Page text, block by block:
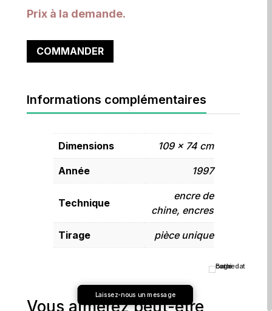
Prix à la demande.
COMMANDER
Informations complémentaires
Dimensions 109 × 74 cm
Année 1997
Technique
encre de
chine, encres
Tirage pièce unique
Vous aimerez peut-être
Laissez-nous un message